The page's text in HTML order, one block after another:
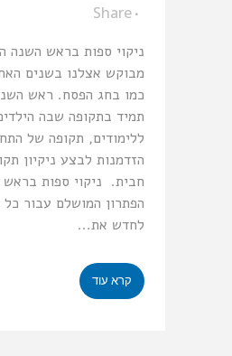
Share
ניקוי ספות בראש השנה
מבוקש אצלנו בשנים
כמו בחג הפסח. ראש
תמיד בתקופה שבה
ללימודים, תקופה של
הזדמנות לבצע ניקיון
חבית. ניקוי ספות
הפתרון המושלם עבור
לחדש את...
קרא עוד